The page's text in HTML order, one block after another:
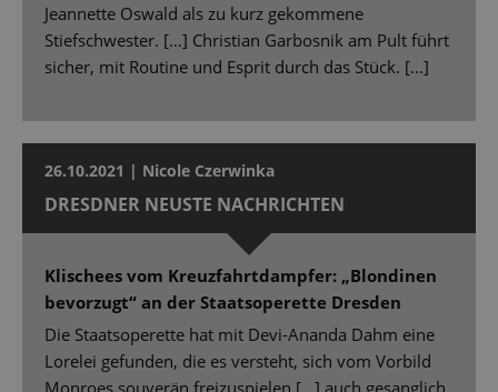
Jeannette Oswald als zu kurz gekommene
Stiefschwester. […] Christian Garbosnik am Pult führt
sicher, mit Routine und Esprit durch das Stück. [...]
26.10.2021 | Nicole Czerwinka
DRESDNER NEUSTE NACHRICHTEN
Klischees vom Kreuzfahrtdampfer: „Blondinen
bevorzugt“ an der Staatsoperette Dresden
Die Staatsoperette hat mit Devi-Ananda Dahm eine
Lorelei gefunden, die es versteht, sich vom Vorbild